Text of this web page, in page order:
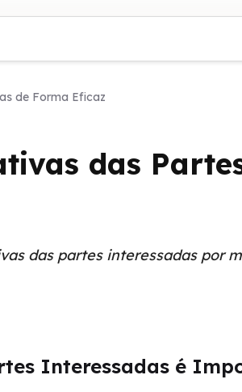
de Forma Eficaz
das
das partes interessadas por
Interessadas é